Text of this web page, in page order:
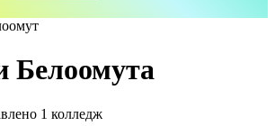
Белоомута
1 колледж